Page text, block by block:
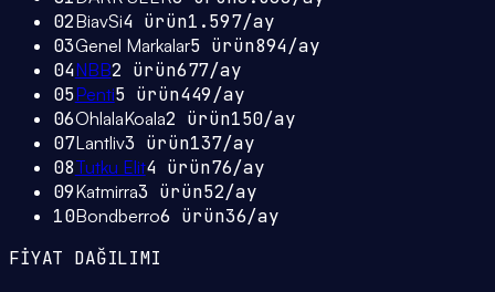
02BiavSi4 ürün1.597/ay
03Genel Markalar5 ürün894/ay
04NBB2 ürün677/ay
05Penti5 ürün449/ay
06OhlalaKoala2 ürün150/ay
07Lantliv3 ürün137/ay
08Tutku Elit4 ürün76/ay
09Katmirra3 ürün52/ay
10Bondberro6 ürün36/ay
FİYAT DAĞILIMI